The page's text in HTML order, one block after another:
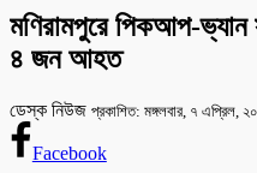
মণিরামপুরে পিকআপ-ভ্যান
৪ জন আহত
ডেস্ক নিউজ প্রকাশিত: মঙ্গলবার, ৭ এপ্রিল,
Facebook